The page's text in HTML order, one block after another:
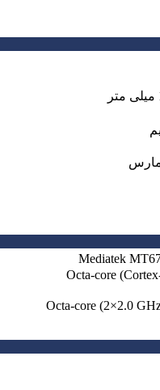
Mediatek
Octa-core
Octa-core (2×2.0